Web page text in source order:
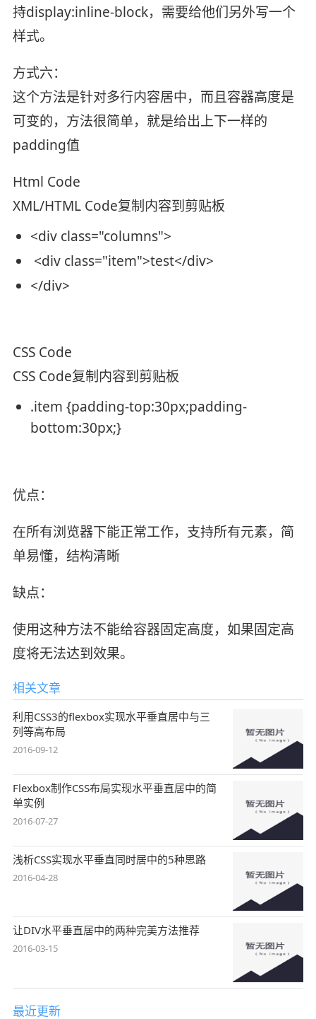
持display:inline-block，需要给他们另外写一个
样式。
方式六：
这个方法是针对多行内容居中，而且容器高度是
可变的，方法很简单，就是给出上下一样的
padding值
Html Code
XML/HTML Code复制内容到剪贴板
<div class="columns">
<div class="item">test</div>
</div>
CSS Code
CSS Code复制内容到剪贴板
.item {padding-top:30px;padding-
bottom:30px;}
优点：
在所有浏览器下能正常工作，支持所有元素，简
单易懂，结构清晰
缺点：
使用这种方法不能给容器固定高度，如果固定高
度将无法达到效果。
相关文章
利用CSS3的flexbox实现水平垂直居中与三
列等高布局
2016-09-12
Flexbox制作CSS布局实现水平垂直居中的简
单实例
2016-07-27
浅析CSS实现水平垂直同时居中的5种思路
2016-04-28
让DIV水平垂直居中的两种完美方法推荐
2016-03-15
最近更新